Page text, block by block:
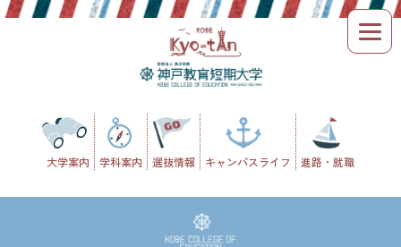
Skip
to
大学案内 学科案内 選抜情報 キャンパスライフ 進路・就職